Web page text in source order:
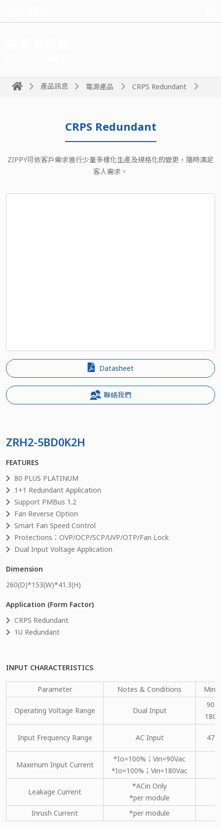
產品訊息 電源產品 CRPS Redundant
CRPS Redundant
ZIPPY可依客戶需求進行少量多樣化生產及規格化的變更，隨時滿足
客人需求。
Datasheet
聯絡我們
ZRH2-5BD0K2H
FEATURES
80 PLUS PLATINUM
1+1 Redundant Application
Support PMBus 1.2
Fan Reverse Option
Smart Fan Speed Control
Protections：OVP/OCP/SCP/UVP/OTP/Fan Lock
Dual Input Voltage Application
Dimension
260(D)*153(W)*41.3(H)
Application (Form Factor)
CRPS Redundant
1U Redundant
INPUT CHARACTERISTICS
Parameter Notes & Conditions Min.
Operating Voltage Range Dual Input
90
180
Input Frequency Range AC Input 47
Maximum Input Current
*Io=100%；Vin=90Vac
*Io=100%；Vin=180Vac
Leakage Current
*ACin Only
*per module
Inrush Current
*per module